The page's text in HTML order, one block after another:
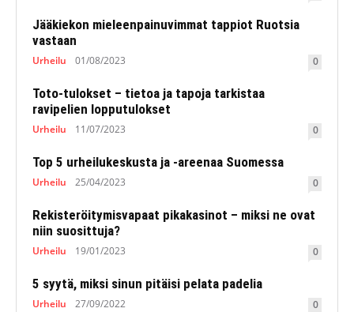
Jääkiekon mieleenpainuvimmat tappiot Ruotsia
vastaan
Urheilu 01/08/2023 0
Toto-tulokset – tietoa ja tapoja tarkistaa
ravipelien lopputulokset
Urheilu 11/07/2023 0
Top 5 urheilukeskusta ja -areenaa Suomessa
Urheilu 25/04/2023 0
Rekisteröitymisvapaat pikakasinot – miksi ne ovat
niin suosittuja?
Urheilu 19/01/2023 0
5 syytä, miksi sinun pitäisi pelata padelia
Urheilu 27/09/2022 0